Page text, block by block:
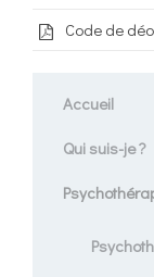
Code de
Accueil
Qui suis-je ?